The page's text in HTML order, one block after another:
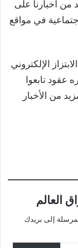
من أخبارنا على
في مواقع
الإلكتروني
عقود تابعوا
العالم
إلى بريدك